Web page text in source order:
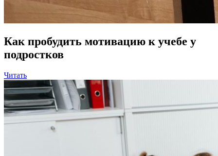
Как пробудить мотивацию к учебе у
подростков
Читать